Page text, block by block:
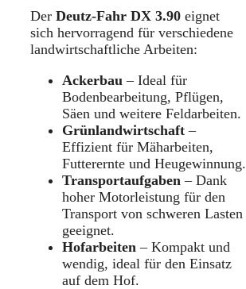
Der Deutz-Fahr DX 3.90 eignet
sich hervorragend für verschiedene
landwirtschaftliche Arbeiten:
Ackerbau – Ideal für
Bodenbearbeitung, Pflügen,
Säen und weitere Feldarbeiten.
Grünlandwirtschaft –
Effizient für Mäharbeiten,
Futterernte und Heugewinnung.
Transportaufgaben – Dank
hoher Motorleistung für den
Transport von schweren Lasten
geeignet.
Hofarbeiten – Kompakt und
wendig, ideal für den Einsatz
auf dem Hof.